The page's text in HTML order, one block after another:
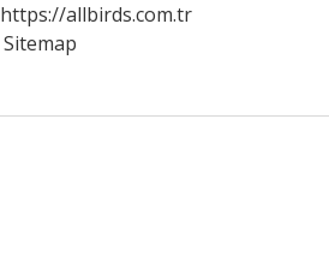
https://allbirds.com.tr
Sitemap